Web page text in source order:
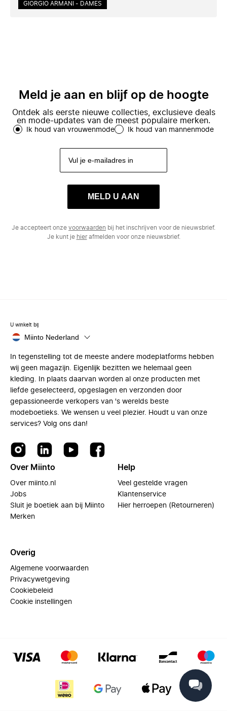
GIORGIO ARMANI - DAMES
Meld je aan en blijf op de hoogte
Ontdek als eerste nieuwe collecties, exclusieve deals
en mode-updates van de meest populaire merken.
Ik houd van vrouwenmode Ik houd van mannenmode
MELD U AAN
Je accepteert onze voorwaarden bij het inschrijven voor de nieuwsbrief.
Je kunt je hierafmelden voor onze nieuwsbrief.
U winkelt bij
Miinto Nederland
In tegenstelling tot de meeste andere modeplatforms hebben
wij geen magazijn. Eigenlijk bezitten we helemaal geen
kleding. In plaats daarvan worden al onze producten met
liefde geselecteerd, opgeslagen en verzonden door
gepassioneerde verkopers van 's werelds beste
modeboetieks. We wensen u veel plezier. Houdt u van onze
services? Volg ons dan!
Over Miinto
Over miinto.nl
Jobs
Sluit je boetiek aan bij Miinto
Merken
Help
Veel gestelde vragen
Klantenservice
Hier herroepen (Retourneren)
Overig
Algemene voorwaarden
Privacywetgeving
Cookiebeleid
Cookie instellingen